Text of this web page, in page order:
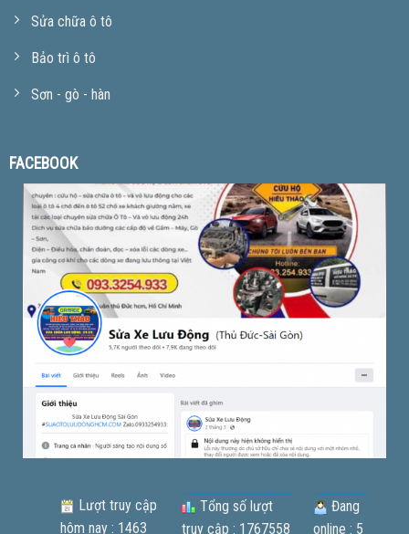
Sửa chữa ô tô
Bảo trì ô tô
Sơn - gò - hàn
FACEBOOK
Lượt truy cập
hôm nay : 1463
Tổng số lượt
truy cập : 1767558
Đang
online : 5